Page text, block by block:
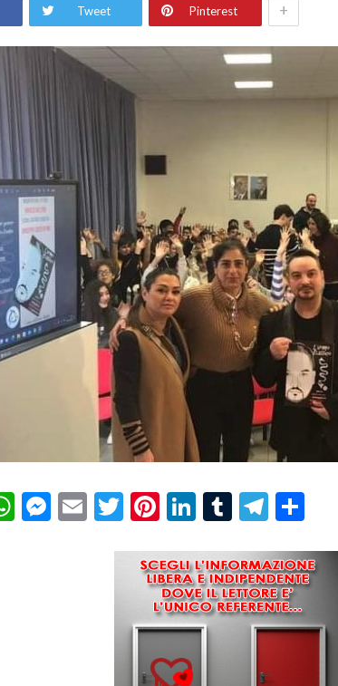
Tweet Pinterest +
WhatsApp
Messenger
EmailTwitter
Pinterest
LinkedIn
Tumblr